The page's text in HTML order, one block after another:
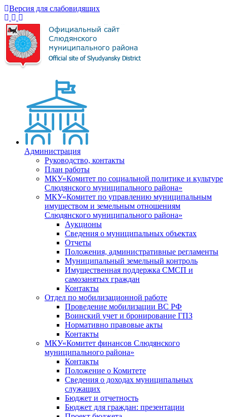
Версия для слабовидящих
Администрация
Руководство, контакты
План работы
МКУ«Комитет по социальной политике и культуре
Слюдянского муниципального района»
МКУ«Комитет по управлению муниципальным
имуществом и земельным отношениям
Слюдянского муниципального района»
Аукционы
Сведения о муниципальных объектах
Отчеты
Положения, административные регламенты
Муниципальный земельный контроль
Имущественная поддержка СМСП и
самозанятых граждан
Контакты
Отдел по мобилизационной работе
Проведение мобилизации ВС РФ
Воинский учет и бронирование ГПЗ
Нормативно правовые акты
Контакты
МКУ«Комитет финансов Слюдянского
муниципального района»
Контакты
Положение о Комитете
Сведения о доходах муниципальных
служащих
Бюджет и отчетность
Бюджет для граждан: презентации